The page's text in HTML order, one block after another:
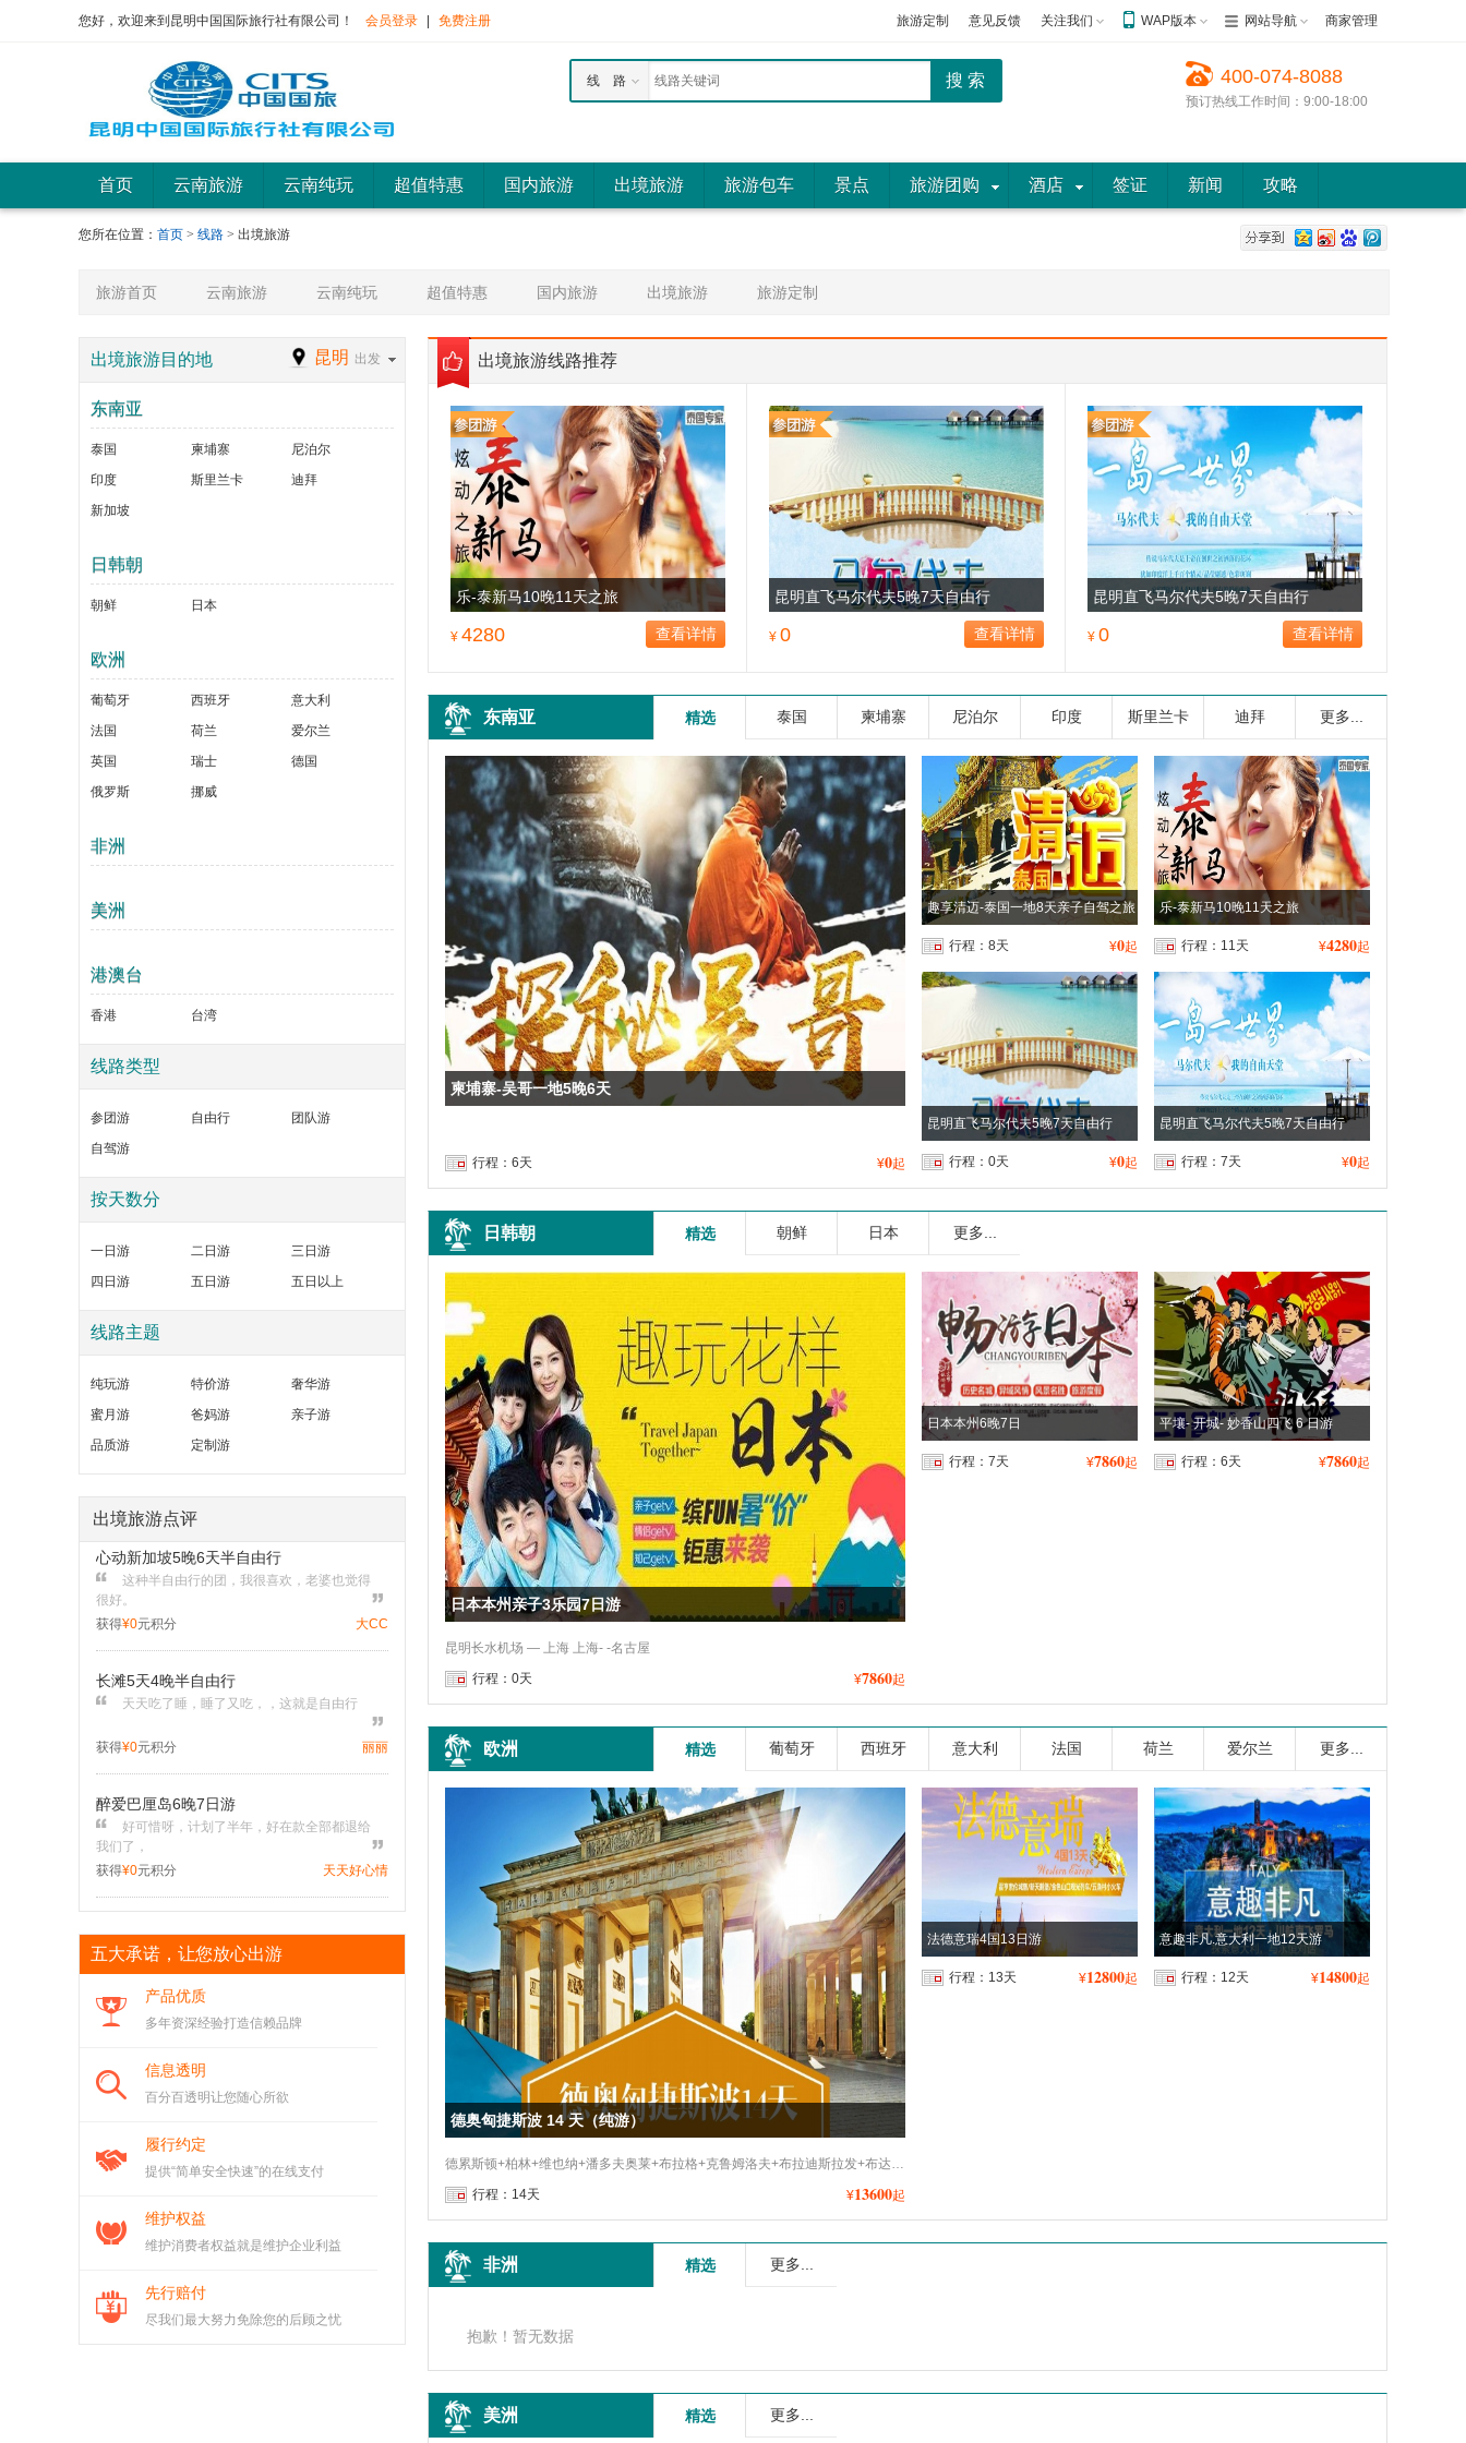
您好，欢迎来到昆明中国国际旅行社有限公司！ 会员登录 免费注册 旅游定制 意见反馈 关注我们 WAP版本 网站导航 商家管理
线 路 400-074-8088
预订热线工作时间：9:00-18:00
首页 云南旅游 云南纯玩 超值特惠 国内旅游 出境旅游 旅游包车 景点 旅游团购 酒店 签证 新闻 攻略
您所在位置： 首页 > 线路 > 出境旅游
旅游首页 云南旅游 云南纯玩 超值特惠 国内旅游 出境旅游 旅游定制
出境旅游目的地 昆明 出发
东南亚
泰国 柬埔寨
尼泊尔
印度
斯里兰卡
迪拜
新加坡
日韩朝
朝鲜 日本
欧洲
葡萄牙 西班牙
意大利
法国
荷兰
爱尔兰
英国
瑞士
德国
俄罗斯
挪威
非洲
美洲
港澳台
香港 台湾
线路类型
参团游 自由行
团队游
自驾游
按天数分
一日游 二日游
三日游
四日游
五日游 五日以上
线路主题
纯玩游 特价游
奢华游
蜜月游
爸妈游
亲子游
品质游
定制游
出境旅游点评
天天吃了睡，睡了又吃，，这就是自由行
获得
醉爱巴厘岛6晚7日游
我们了，
获得¥0
原味台湾-经典环岛8天高品游
这次旅行社
日本本州6晚7日
获得¥0
美美长滩5天4晚半自由行
获得¥0元积分
心动新加坡5晚6天半自由行
很好。
长滩5天4晚半自由行
醉爱巴厘岛6晚7日游
好可惜呀，计划了半年，好在款全部都退给
我们了，
原味台湾-经典环岛8天高品游
被取消了，被那些吃野味的人坑死了，为我
获得¥0 元积分
日本本州6晚7日
没有去成，退款了，旅行社很给力，直接退
五大承诺，让您放心出游
产品优质
多年资深经验打造信赖品牌
信息透明
百分百透明让您随心所欲
履行约定
提供“简单安全快速”的在线支付
维护权益
维护消费者权益就是维护企业利益
先行赔付
尽我们最大努力免除您的后顾之忧
出境旅游线路推荐
乐-泰新马10晚11天之旅
查看详情
¥ 4280
昆明直飞马尔代夫5晚7天自由行
查看详情
¥ 0
昆明直飞马尔代夫5晚7天自由行
查看详情
¥ 0
东南亚 精选 泰国 柬埔寨 尼泊尔 印度 斯里兰卡 迪拜 更多...
柬埔寨-吴哥一地5晚6天
¥0起
行程：6天
趣享清迈-泰国一地8天亲子自驾之旅
¥0起
行程：8天
乐-泰新马10晚11天之旅
¥4280起
行程：11天
昆明直飞马尔代夫5晚7天自由行
¥0起
行程：0天
昆明直飞马尔代夫5晚7天自由行
¥0起
行程：7天
日韩朝 精选 朝鲜 日本 更多...
日本本州亲子3乐园7日游
昆明长水机场 — 上海 上海- -名古屋
¥7860起
行程：0天
日本本州6晚7日
¥7860起
行程：7天
平壤- 开城- 妙香山四飞 6 日游
¥7860起
行程：6天
欧洲 精选 葡萄牙 西班牙 意大利 法国 荷兰 爱尔兰 更多...
德奥匈捷斯波 14 天（纯游）
德累斯顿+柏林+维也纳+潘多夫奥莱+布拉格+克鲁姆洛夫+布拉迪斯拉发+布达佩斯+克拉科夫+华沙+弗罗茨瓦夫+全程四星+特色餐+自由活动
¥13600起
行程：14天
法德意瑞4国13日游
¥12800起
行程：13天
意趣非凡.意大利一地12天游
¥14800起
行程：12天
非洲 精选 更多...
抱歉！暂无数据
美洲 精选 更多...